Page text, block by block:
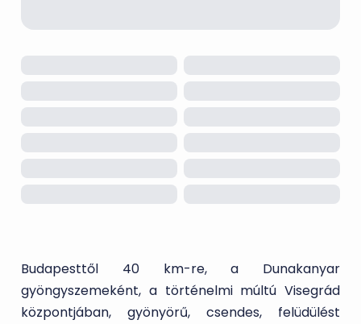
Budapesttől 40 km-re, a Dunakanyar
gyöngyszemeként, a történelmi múltú Visegrád
központjában, gyönyörű, csendes, felüdülést